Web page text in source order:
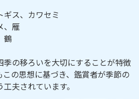
ギス、カワセミ
、雁
鶴
季の移ろいを大切にすることが特徴
の思想に基づき、鑑賞者が季節の
夫されています。